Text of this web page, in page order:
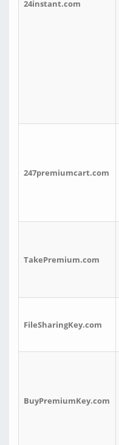
24instant.com
247premiumcart.com
TakePremium.com
FileSharingKey.com
BuyPremiumKey.com